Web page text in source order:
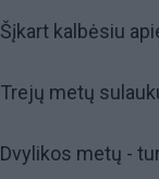
Šįkart kalbėsiu
Trejų metų
Dvylikos metų -